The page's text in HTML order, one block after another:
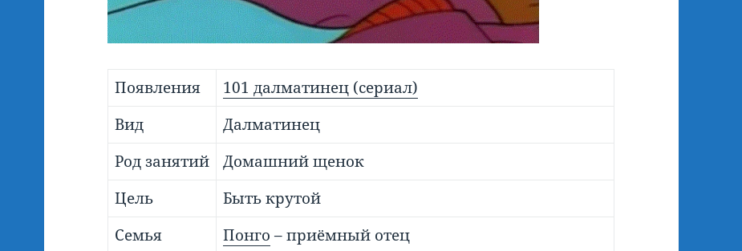
Появления
101 далматинец (сериал)
Вид
Далматинец
Род занятий
Домашний щенок
Цель
Быть крутой
Семья
Понго – приёмный отец